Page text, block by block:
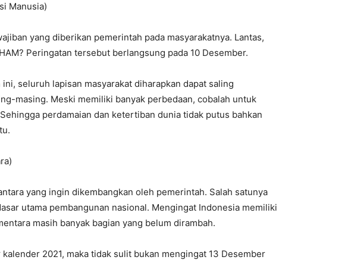
Manusia)
yang diberikan pemerintah pada masyarakatnya. Lantas,
Peringatan tersebut berlangsung pada 10 Desember.
seluruh lapisan masyarakat diharapkan dapat saling
masing. Meski memiliki banyak perbedaan, cobalah untuk
perdamaian dan ketertiban dunia tidak putus bahkan
yang ingin dikembangkan oleh pemerintah. Salah satunya
utama pembangunan nasional. Mengingat Indonesia memiliki
masih banyak bagian yang belum dirambah.
2021, maka tidak sulit bukan mengingat 13 Desember